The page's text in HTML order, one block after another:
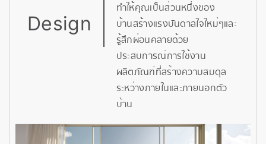
Design
ทำให้คุณเป็นส่วนหนึ่งของ
บ้านสร้างแรงบันดาลใจใหม่ๆและ
รู้สึกผ่อนคลายด้วย
ประสบการณ์การใช้งาน
ผลิตภัณฑ์ที่สร้างความสมดุล
ระหว่างภายในและภายนอกตัว
บ้าน